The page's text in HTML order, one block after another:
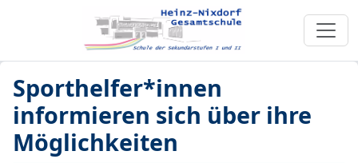
Sporthelfer*innen
informieren sich über ihre
Möglichkeiten